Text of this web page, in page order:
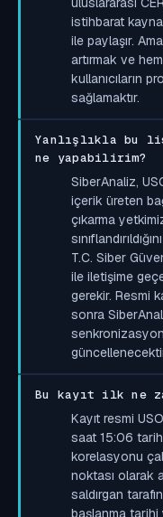
istihbarat
ile paylaşır.
artırmak ve
kullanıcıların
sağlamaktır.
Yanlışlıkla bu
ne yapabilirim?
SiberAnaliz,
içerik üreten
çıkarma
T.C. Siber
ile iletişime
gerekir. Resmi
sonra
Bu kayıt ilk ne
Kayıt resmi
saat 15:06
korelasyonu
noktası olarak
saldırgan
başlanma tarihi